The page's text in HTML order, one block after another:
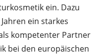
ein. Dazu
ein starkes
kompetenter Partner
bei den europäischen